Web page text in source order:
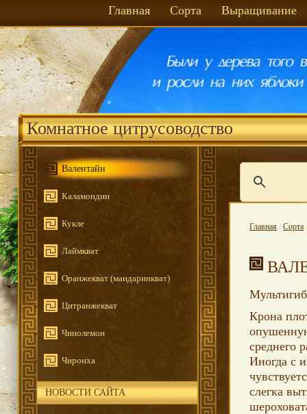
Главная Сорта Выращивание
Комнатное цитрусоводство
Валентайн
Каламондин
Кукле
Лаймкват
Оранжекват (мандаринкват)
Цитранжекват
Чинолемон
Чиронха
НОВОСТИ САЙТА
Главная / Сорта
Крона
среднего
Иногда с
слегка